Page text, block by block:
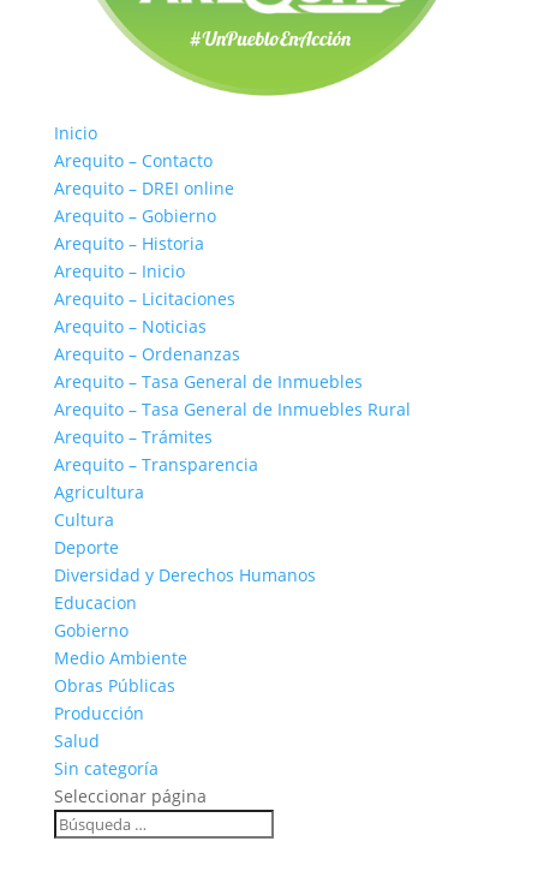
Inicio
Arequito – Contacto
Arequito – DREI online
Arequito – Gobierno
Arequito – Historia
Arequito – Inicio
Arequito – Licitaciones
Arequito – Noticias
Arequito – Ordenanzas
Arequito – Tasa General de Inmuebles
Arequito – Tasa General de Inmuebles Rural
Arequito – Trámites
Arequito – Transparencia
Agricultura
Cultura
Deporte
Diversidad y Derechos Humanos
Educacion
Gobierno
Medio Ambiente
Obras Públicas
Producción
Salud
Sin categoría
Seleccionar página